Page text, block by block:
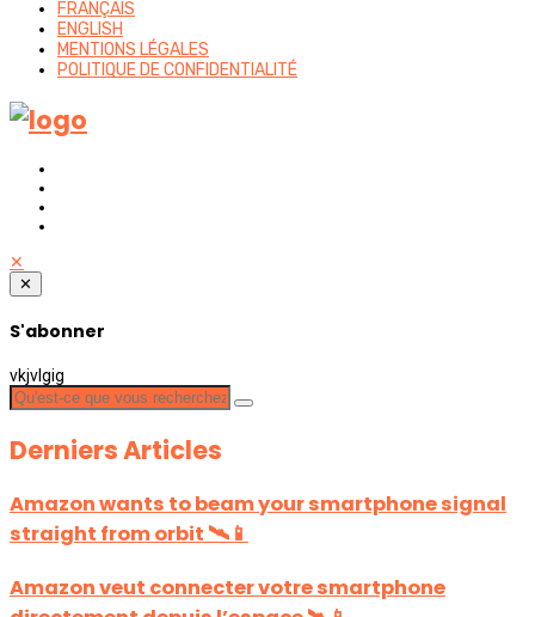
FRANÇAIS
ENGLISH
MENTIONS LÉGALES
POLITIQUE DE CONFIDENTIALITÉ
✕
✕
S'abonner
vkjvlgig
Derniers Articles
Amazon wants to beam your smartphone signal
straight from orbit 🛰️📱
Amazon veut connecter votre smartphone